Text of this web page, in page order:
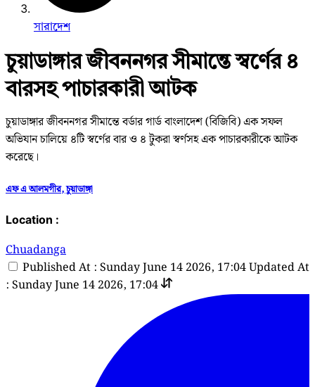
সারাদেশ
চুয়াডাঙ্গার জীবননগর সীমান্তে স্বর্ণের ৪
বারসহ পাচারকারী আটক
চুয়াডাঙ্গার জীবননগর সীমান্তে বর্ডার গার্ড বাংলাদেশ (বিজিবি) এক সফল
অভিযান চালিয়ে ৪টি স্বর্ণের বার ও ৪ টুকরা স্বর্ণসহ এক পাচারকারীকে আটক
করেছে।
এফ এ আলমগীর, চুয়াডাঙ্গা
Location :
Chuadanga
Published At : Sunday June 14 2026, 17:04Updated At
: Sunday June 14 2026, 17:04